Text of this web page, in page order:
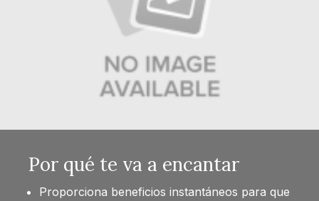
Por qué te va a encantar
Proporciona beneficios instantáneos para que